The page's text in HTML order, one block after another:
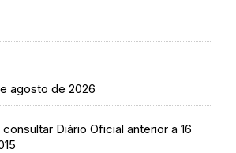
agosto de 2026
Diário Oficial anterior a 16